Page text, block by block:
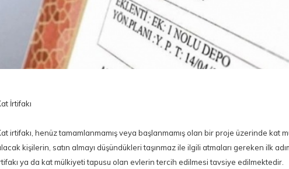
İrtifakı
irtifakı, henüz tamamlanmamış veya başlanmamış olan bir proje üzerinde kat
kişilerin, satın almayı düşündükleri taşınmaz ile ilgili atmaları gereken ilk
ya da kat mülkiyeti tapusu olan evlerin tercih edilmesi tavsiye edilmektedir.